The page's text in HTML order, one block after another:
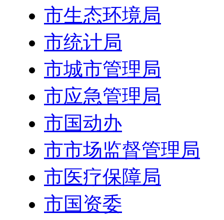
市生态环境局
市统计局
市城市管理局
市应急管理局
市国动办
市市场监督管理局
市医疗保障局
市国资委